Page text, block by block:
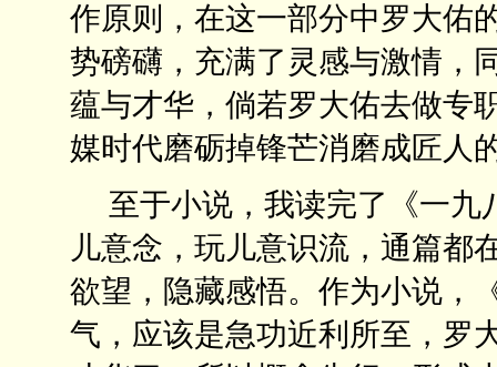
作原则，在这一部分中罗大佑
势磅礴，充满了灵感与激情，
蕴与才华，倘若罗大佑去做专
媒时代磨砺掉锋芒消磨成匠人
至于小说，我读完了《一九
儿意念，玩儿意识流，通篇都
欲望，隐藏感悟。作为小说，
气，应该是急功近利所至，罗